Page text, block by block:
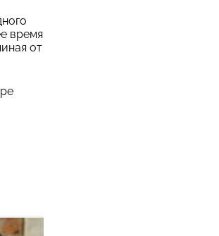
время
от